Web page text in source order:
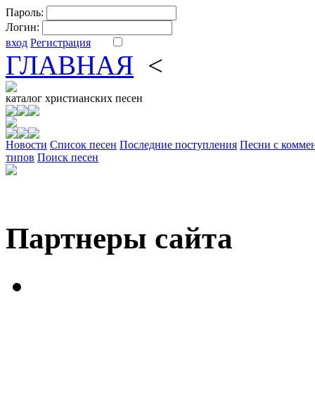
Пароль:
Логин:
вход Регистрация
ГЛАВНАЯ <
каталог христианских песен
Новости Cписок песен Последние поступления Песни с
типов Поиск песен
Партнеры сайта